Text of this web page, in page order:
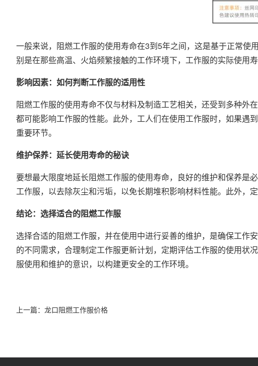
一般来说，阻燃工作服的使用寿命在3到5年之间，这是基于正常
别是在那些高温、火焰频繁接触的工作环境下，工作服的实际使用
影响因素：如何判断工作服的适用性
阻燃工作服的使用寿命不仅与材料及制造工艺相关，还受到多种外
都可能影响工作服的性能。此外，工人们在使用工作服时，如果遇
重要环节。
维护保养：延长使用寿命的秘诀
要想最大限度地延长阻燃工作服的使用寿命，良好的维护和保养是
工作服，以去除灰尘和污垢，以免长期堆积影响材料性能。此外，
结论：选择适合的阻燃工作服
选择合适的阻燃工作服，并在使用中进行妥善的维护，是确保工作
的不同需求，合理制定工作服更新计划，定期评估工作服的使用状
服使用和维护的意识，以构建更安全的工作环境。
上一篇： 龙口阻燃工作服价格